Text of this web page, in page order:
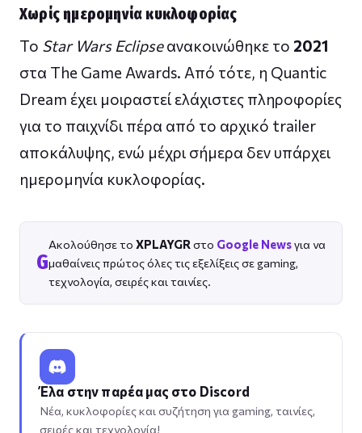
Χωρίς ημερομηνία κυκλοφορίας
Το Star Wars Eclipseανακοινώθηκε το 2021
στα The Game Awards. Από τότε, η Quantic
Dream έχει μοιραστεί ελάχιστες πληροφορίες
για το παιχνίδι πέρα από το αρχικό trailer
αποκάλυψης, ενώ μέχρι σήμερα δεν υπάρχει
ημερομηνία κυκλοφορίας.
G
Ακολούθησε το XPLAYGR στο Google Newsγια να
μαθαίνεις πρώτος όλες τις εξελίξεις σε gaming,
τεχνολογία, σειρές και ταινίες.
Έλα στην παρέα μας στο Discord
Νέα, κυκλοφορίες και συζήτηση για gaming, ταινίες,
σειρές και τεχνολογία!